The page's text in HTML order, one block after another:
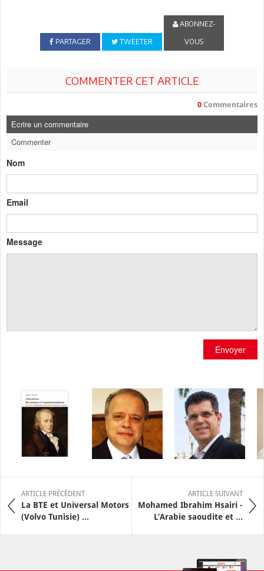
PARTAGER TWEETER
ABONNEZ-
VOUS
COMMENTER CET ARTICLE
0 Commentaires
Ecrire un commentaire
Commenter
Nom
Email
Message
Envoyer
ARTICLE PRÉCÉDENT
La BTE et Universal Motors
(Volvo Tunisie) ...
ARTICLE SUIVANT
Mohamed Ibrahim Hsairi -
L’Arabie saoudite et ...